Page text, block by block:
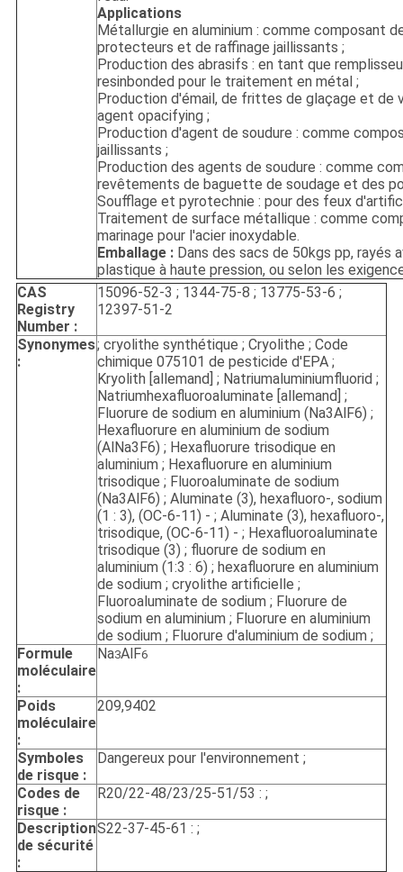
Applications
Métallurgie en aluminium : comme composant
protecteurs et de raffinage jaillissants ;
Production des abrasifs : en tant que
resinbonded pour le traitement en métal ;
Production d'émail, de frittes de glaçage et de
agent opacifying ;
Production d'agent de soudure : comme
jaillissants ;
Production des agents de soudure : comme
revêtements de baguette de soudage et des
Soufflage et pyrotechnie : pour des feux
Traitement de surface métallique : comme
marinage pour l'acier inoxydable.
Emballage :Dans des sacs de 50kgs pp, rayés
plastique à haute pression, ou selon les
CAS
Registry
Number :
15096-52-3 ; 1344-75-8 ; 13775-53-6 ;
12397-51-2
Synonymes
:
; cryolithe synthétique ; Cryolithe ; Code
chimique 075101 de pesticide d'EPA ;
Kryolith [allemand] ; Natriumaluminiumfluorid ;
Natriumhexafluoroaluminate [allemand] ;
Fluorure de sodium en aluminium (Na3AlF6) ;
Hexafluorure en aluminium de sodium
(AlNa3F6) ; Hexafluorure trisodique en
aluminium ; Hexafluorure en aluminium
trisodique ; Fluoroaluminate de sodium
(Na3AlF6) ; Aluminate (3), hexafluoro-, sodium
(1 : 3), (OC-6-11) - ; Aluminate (3), hexafluoro-,
trisodique, (OC-6-11) - ; Hexafluoroaluminate
trisodique (3) ; fluorure de sodium en
aluminium (1:3 : 6) ; hexafluorure en aluminium
de sodium ; cryolithe artificielle ;
Fluoroaluminate de sodium ; Fluorure de
sodium en aluminium ; Fluorure en aluminium
de sodium ; Fluorure d'aluminium de sodium ;
Formule
moléculaire
:
Na3AlF6
Poids
moléculaire
:
209,9402
Symboles
de risque :
Dangereux pour l'environnement ;
Codes de
risque :
R20/22-48/23/25-51/53 : ;
Description
de sécurité
:
S22-37-45-61 : ;